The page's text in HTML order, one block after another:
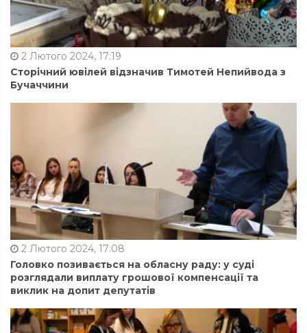
2 Лютого 2024, 17:19
Сторічний ювілей відзначив Тимотей Непийвода з
Бучаччини
2 Лютого 2024, 17:08
Головко позивається на обласну раду: у суді
розглядали виплату грошової компенсації та
виклик на допит депутатів